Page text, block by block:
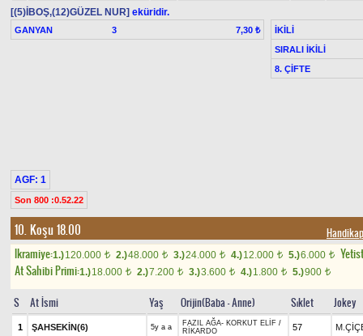
[(5)İBOŞ,(12)GÜZEL NUR] eküridir.
GANYAN 3 7,30 ₺
İKİLİ
SIRALI İKİLİ
8. ÇİFTE
AGF: 1
Son 800 :0.52.22
10. Koşu 18.00
Ikramiye:1.)120.000 t 2.)48.000 t 3.)24.000 t 4.)12.000 t 5.)6.000 t
At Sahibi Primi:1.)18.000 t 2.)7.200 t 3.)3.600 t 4.)1.800 t 5.)900 t
S At İsmi Yaş Orijin(Baba - Anne) Sıklet Jokey
1 ŞAHSEKİN(6) 5y a a FAZIL AĞA- KORKUT ELİF /
RİKARDO
57